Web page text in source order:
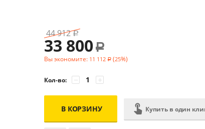
44 912 Р
33 800 Р
Вы экономите: 11 112 Р (25%)
Кол-во: +
−
В КОРЗИНУ Купить в один